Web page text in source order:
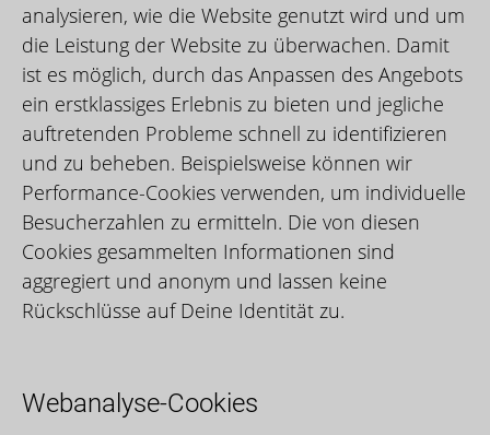
analysieren, wie die Website genutzt wird und um
die Leistung der Website zu überwachen. Damit
ist es möglich, durch das Anpassen des Angebots
ein erstklassiges Erlebnis zu bieten und jegliche
auftretenden Probleme schnell zu identifizieren
und zu beheben. Beispielsweise können wir
Performance-Cookies verwenden, um individuelle
Besucherzahlen zu ermitteln. Die von diesen
Cookies gesammelten Informationen sind
aggregiert und anonym und lassen keine
Rückschlüsse auf Deine Identität zu.
Webanalyse-Cookies